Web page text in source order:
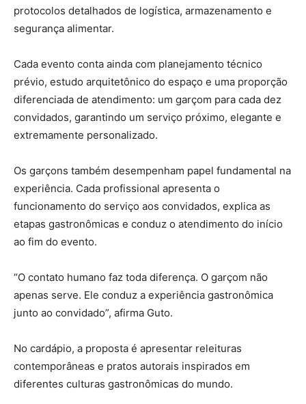
protocolos detalhados de logística, armazenamento e
segurança alimentar.
Cada evento conta ainda com planejamento técnico
prévio, estudo arquitetônico do espaço e uma proporção
diferenciada de atendimento: um garçom para cada dez
convidados, garantindo um serviço próximo, elegante e
extremamente personalizado.
Os garçons também desempenham papel fundamental na
experiência. Cada profissional apresenta o
funcionamento do serviço aos convidados, explica as
etapas gastronômicas e conduz o atendimento do início
ao fim do evento.
“O contato humano faz toda diferença. O garçom não
apenas serve. Ele conduz a experiência gastronômica
junto ao convidado”, afirma Guto.
No cardápio, a proposta é apresentar releituras
contemporâneas e pratos autorais inspirados em
diferentes culturas gastronômicas do mundo.